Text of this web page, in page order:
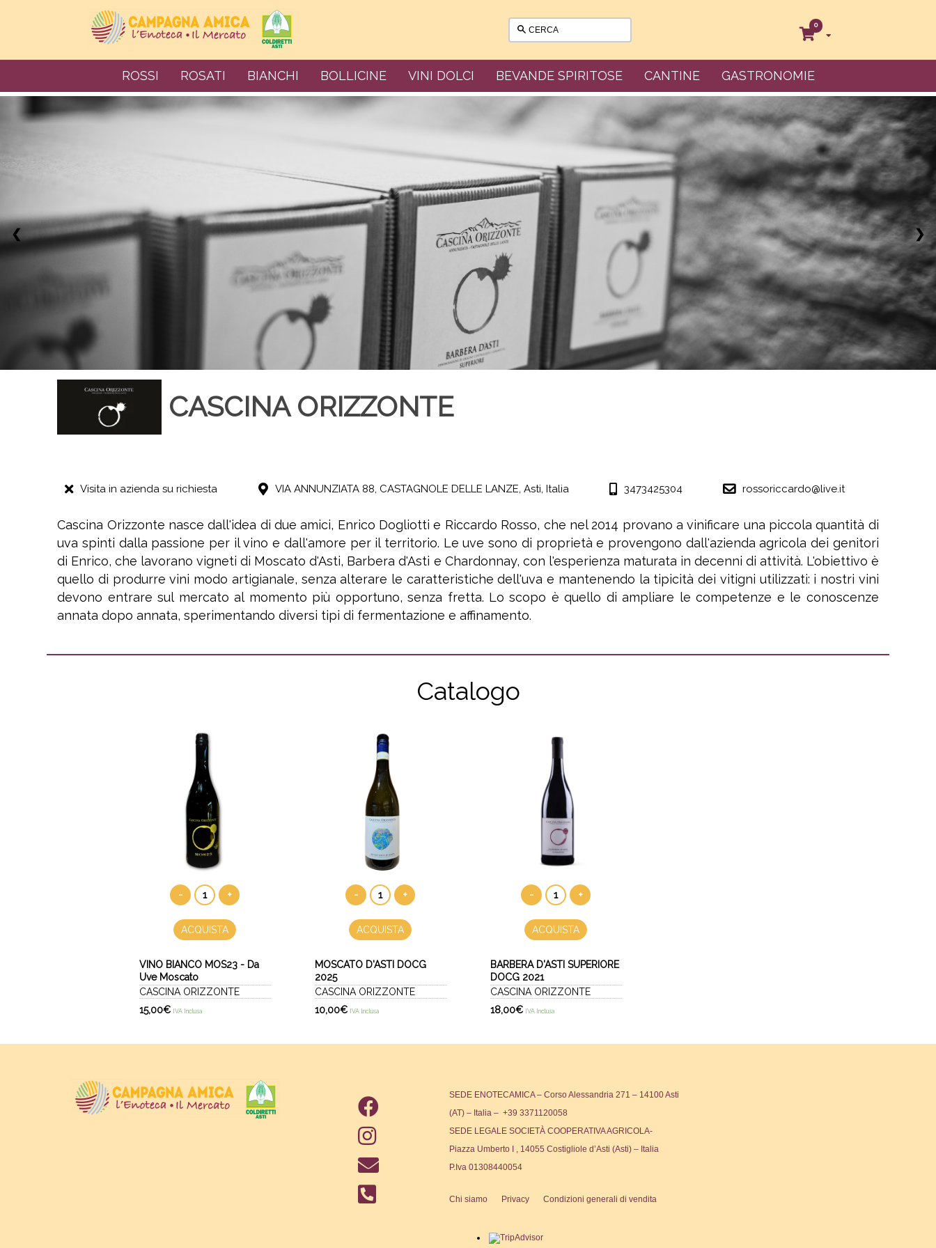
ROSSI ROSATI BIANCHI BOLLICINE VINI DOLCI BEVANDE SPIRITOSE CANTINE GASTRONOMIE
0
❮ ❯
CASCINA ORIZZONTE
Visita in azienda su richiesta VIA ANNUNZIATA 88, CASTAGNOLE DELLE LANZE, Asti, Italia 3473425304 rossoriccardo@live.it
Cascina Orizzonte nasce dall'idea di due amici, Enrico Dogliotti e Riccardo Rosso, che nel 2014 provano a vinificare una piccola quantità di
uva spinti dalla passione per il vino e dall'amore per il territorio. Le uve sono di proprietà e provengono dall'azienda agricola dei genitori
di Enrico, che lavorano vigneti di Moscato d'Asti, Barbera d'Asti e Chardonnay, con l'esperienza maturata in decenni di attività. L'obiettivo è
quello di produrre vini modo artigianale, senza alterare le caratteristiche dell'uva e mantenendo la tipicità dei vitigni utilizzati: i nostri vini
devono entrare sul mercato al momento più opportuno, senza fretta. Lo scopo è quello di ampliare le competenze e le conoscenze
annata dopo annata, sperimentando diversi tipi di fermentazione e affinamento.
Catalogo
- +
ACQUISTA
VINO BIANCO MOS23 - Da
Uve Moscato
CASCINA ORIZZONTE
15,00€ IVA Inclusa
- +
ACQUISTA
MOSCATO D'ASTI DOCG
2025
CASCINA ORIZZONTE
10,00€ IVA Inclusa
- +
ACQUISTA
BARBERA D'ASTI SUPERIORE
DOCG 2021
CASCINA ORIZZONTE
18,00€ IVA Inclusa
SEDE ENOTECAMICA – Corso Alessandria 271 – 14100 Asti
(AT) – Italia – +39 3371120058
SEDE LEGALE SOCIETÀ COOPERATIVA AGRICOLA-
Piazza Umberto I , 14055 Costigliole d’Asti (Asti) – Italia
P.Iva 01308440054
Chi siamo Privacy Condizioni generali di vendita